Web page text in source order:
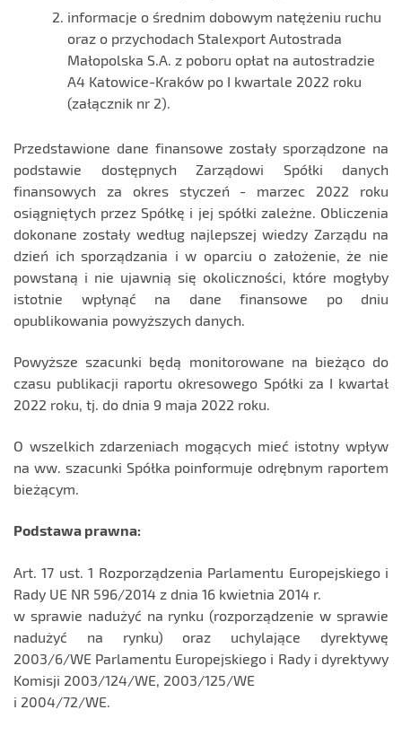
informacje o średnim dobowym natężeniu ruchu
oraz o przychodach Stalexport Autostrada
Małopolska S.A. z poboru opłat na autostradzie
A4 Katowice-Kraków po I kwartale 2022 roku
(załącznik nr 2).
Przedstawione dane finansowe zostały sporządzone na
podstawie dostępnych Zarządowi Spółki danych
finansowych za okres styczeń - marzec 2022 roku
osiągniętych przez Spółkę i jej spółki zależne. Obliczenia
dokonane zostały według najlepszej wiedzy Zarządu na
dzień ich sporządzania i w oparciu o założenie, że nie
powstaną i nie ujawnią się okoliczności, które mogłyby
istotnie wpłynąć na dane finansowe po dniu
opublikowania powyższych danych.
Powyższe szacunki będą monitorowane na bieżąco do
czasu publikacji raportu okresowego Spółki za I kwartał
2022 roku, tj. do dnia 9 maja 2022 roku.
O wszelkich zdarzeniach mogących mieć istotny wpływ
na ww. szacunki Spółka poinformuje odrębnym raportem
bieżącym.
Podstawa prawna:
Art. 17 ust. 1 Rozporządzenia Parlamentu Europejskiego i
Rady UE NR 596/2014 z dnia 16 kwietnia 2014 r.
w sprawie nadużyć na rynku (rozporządzenie w sprawie
nadużyć na rynku) oraz uchylające dyrektywę
2003/6/WE Parlamentu Europejskiego i Rady i dyrektywy
Komisji 2003/124/WE, 2003/125/WE
i 2004/72/WE.